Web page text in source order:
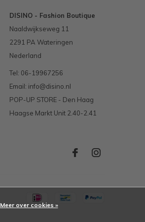
DISINO - Fashion Boutique
Naaldwijkseweg 11
2291 PA Wateringen
Nederland
Tel: 06-19967256
Email: info@disino.nl
POP-UP STORE - Den Haag
Haagse Markt Unit 2.40-2.41
Meer over cookies »